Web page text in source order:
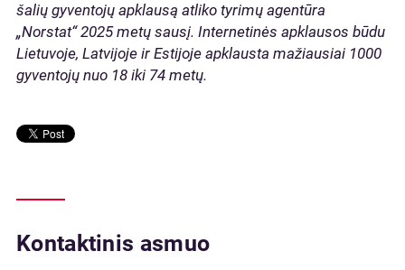
šalių gyventojų apklausą atliko tyrimų agentūra
„Norstat“ 2025 metų sausį. Internetinės apklausos būdu
Lietuvoje, Latvijoje ir Estijoje apklausta mažiausiai 1000
gyventojų nuo 18 iki 74 metų.
Kontaktinis asmuo